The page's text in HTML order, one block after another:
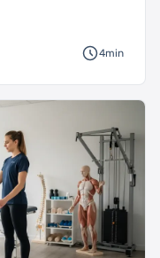
4min